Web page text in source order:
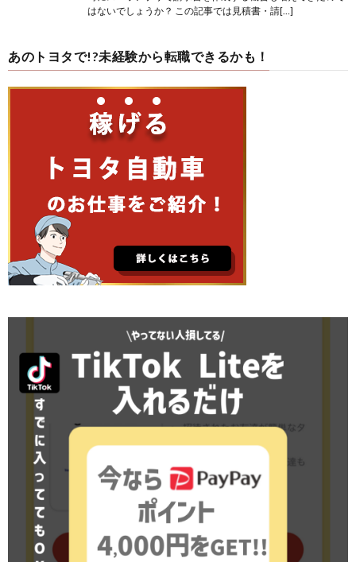
はないでしょうか？ この記事では見積書・請[…]
あのトヨタで!?未経験から転職できるかも！